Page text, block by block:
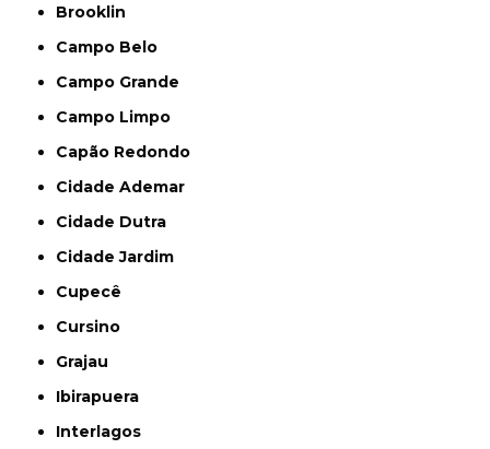
Brooklin
Campo Belo
Campo Grande
Campo Limpo
Capão Redondo
Cidade Ademar
Cidade Dutra
Cidade Jardim
Cupecê
Cursino
Grajau
Ibirapuera
Interlagos